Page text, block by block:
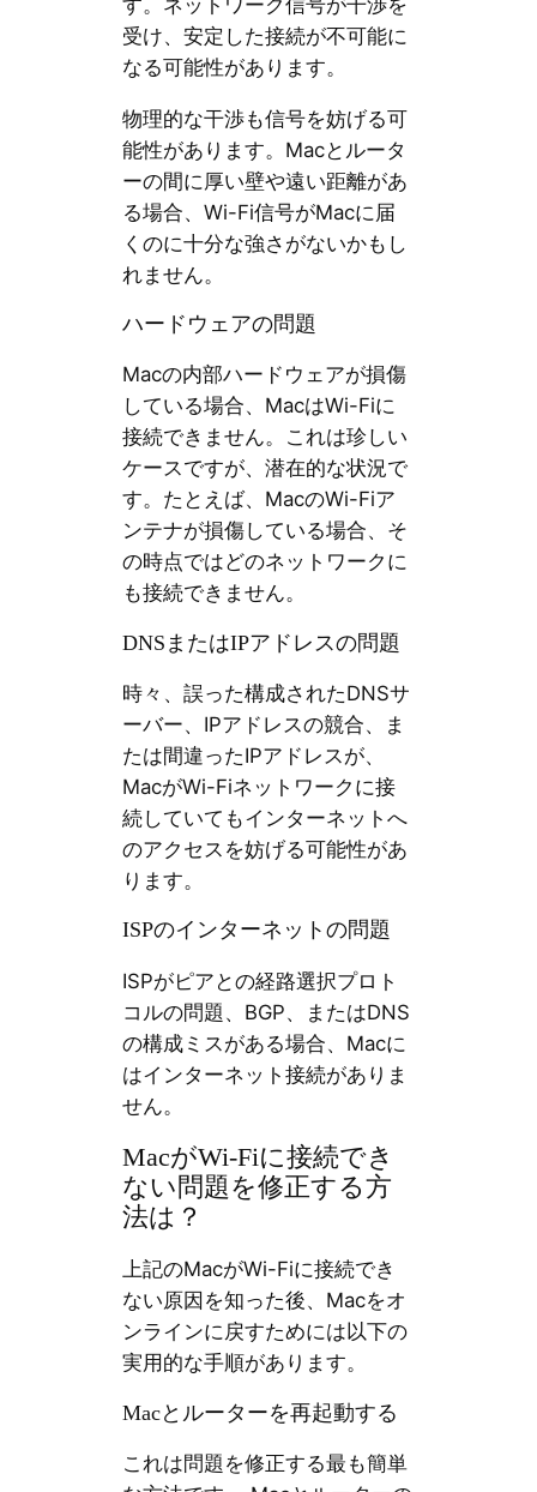
す。ネットワーク信号が干渉を
受け、安定した接続が不可能に
なる可能性があります。
物理的な干渉も信号を妨げる可
能性があります。Macとルータ
ーの間に厚い壁や遠い距離があ
る場合、Wi-Fi信号がMacに届
くのに十分な強さがないかもし
れません。
ハードウェアの問題
Macの内部ハードウェアが損傷
している場合、MacはWi-Fiに
接続できません。これは珍しい
ケースですが、潜在的な状況で
す。たとえば、MacのWi-Fiア
ンテナが損傷している場合、そ
の時点ではどのネットワークに
も接続できません。
DNSまたはIPアドレスの問題
時々、誤った構成されたDNSサ
ーバー、IPアドレスの競合、ま
たは間違ったIPアドレスが、
MacがWi-Fiネットワークに接
続していてもインターネットへ
のアクセスを妨げる可能性があ
ります。
ISPのインターネットの問題
ISPがピアとの経路選択プロト
コルの問題、BGP、またはDNS
の構成ミスがある場合、Macに
はインターネット接続がありま
せん。
MacがWi-Fiに接続でき
ない問題を修正する方
法は？
上記のMacがWi-Fiに接続でき
ない原因を知った後、Macをオ
ンラインに戻すためには以下の
実用的な手順があります。
Macとルーターを再起動する
これは問題を修正する最も簡単